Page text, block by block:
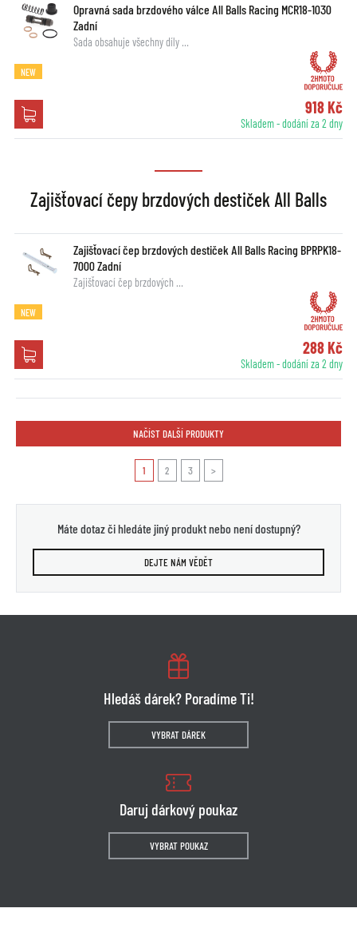
Opravná sada brzdového válce All Balls Racing MCR18-1030
Zadní
Sada obsahuje všechny díly …
NEW
918 Kč
Skladem - dodání za 2 dny
Zajišťovací čepy brzdových destiček All Balls
Zajišťovací čep brzdových destiček All Balls Racing BPRPK18-
7000 Zadní
Zajišťovací čep brzdových …
NEW
288 Kč
Skladem - dodání za 2 dny
NAČÍST DALŠÍ PRODUKTY
1 2 3 >
Máte dotaz či hledáte jiný produkt nebo není dostupný?
DEJTE NÁM VĚDĚT
Hledáš dárek? Poradíme Ti!
VYBRAT DÁREK
Daruj dárkový poukaz
VYBRAT POUKAZ